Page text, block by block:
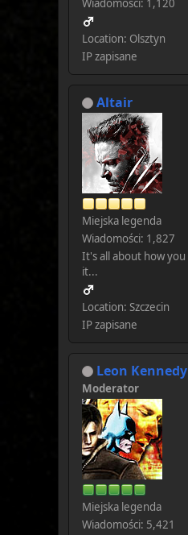
Location: Olsztyn
IP zapisane
Altair
Miejska legenda
Wiadomości: 1,827
It's all about how
it...
Location: Szczecin
IP zapisane
Leon Kennedy
Moderator
Miejska legenda
Wiadomości: 5,421